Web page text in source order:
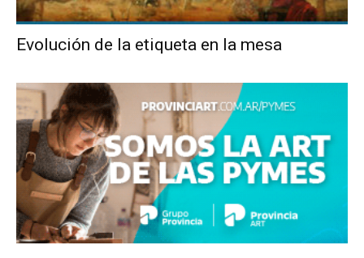
Evolución de la etiqueta en la mesa